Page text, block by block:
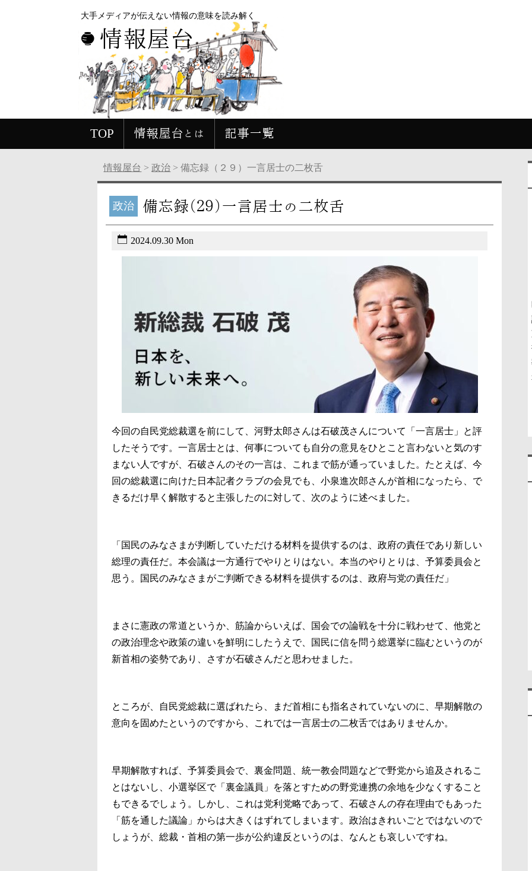
大手メディアが伝えない情報の意味を読み解く
情報屋台
TOP 情報屋台とは 記事一覧
情報屋台 >政治 >備忘録（２９）一言居士の二枚舌
政治 備忘録（２９）一言居士の二枚舌
2024.09.30 Mon
今回の自民党総裁選を前にして、河野太郎さんは石破茂さんについて「一言居士」と評
したそうです。一言居士とは、何事についても自分の意見をひとこと言わないと気のす
まない人ですが、石破さんのその一言は、これまで筋が通っていました。たとえば、今
回の総裁選に向けた日本記者クラブの会見でも、小泉進次郎さんが首相になったら、で
きるだけ早く解散すると主張したのに対して、次のように述べました。
「国民のみなさまが判断していただける材料を提供するのは、政府の責任であり新しい
総理の責任だ。本会議は一方通行でやりとりはない。本当のやりとりは、予算委員会と
思う。国民のみなさまがご判断できる材料を提供するのは、政府与党の責任だ」
まさに憲政の常道というか、筋論からいえば、国会での論戦を十分に戦わせて、他党と
の政治理念や政策の違いを鮮明にしたうえで、国民に信を問う総選挙に臨むというのが
新首相の姿勢であり、さすが石破さんだと思わせました。
ところが、自民党総裁に選ばれたら、まだ首相にも指名されていないのに、早期解散の
意向を固めたというのですから、これでは一言居士の二枚舌ではありませんか。
早期解散すれば、予算委員会で、裏金問題、統一教会問題などで野党から追及されるこ
とはないし、小選挙区で「裏金議員」を落とすための野党連携の余地を少なくすること
もできるでしょう。しかし、これは党利党略であって、石破さんの存在理由でもあった
「筋を通した議論」からは大きくはずれてしまいます。政治はきれいごとではないので
しょうが、総裁・首相の第一歩が公約違反というのは、なんとも哀しいですね。